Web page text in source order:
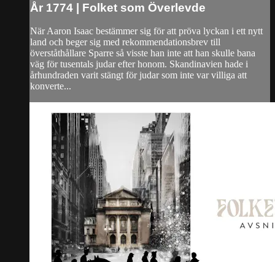
År 1774 | Folket som Överlevde
När Aaron Isaac bestämmer sig för att pröva lyckan i ett nytt
land och beger sig med rekommendationsbrev till
överståthållare Sparre så visste han inte att han skulle bana
väg för tusentals judar efter honom. Skandinavien hade i
århundraden varit stängt för judar som inte var villiga att
konverte...